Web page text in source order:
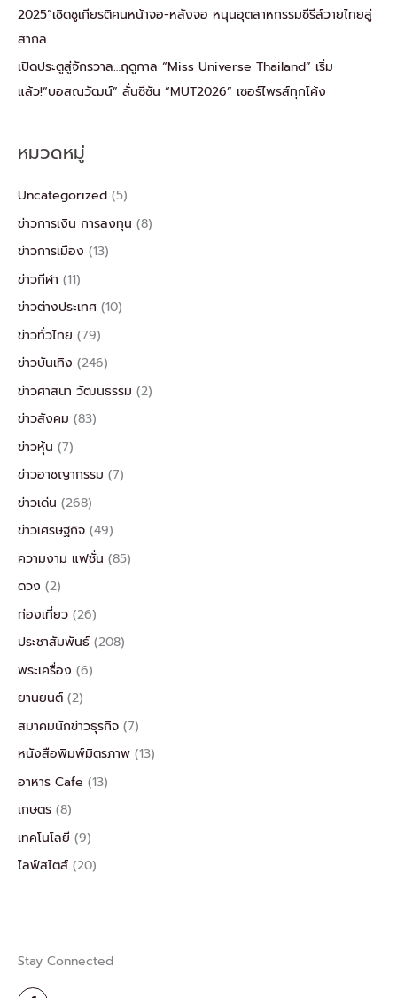
2025”เชิดชูเกียรติคนหน้าจอ-หลังจอ หนุนอุตสาหกรรมซีรีส์วายไทยสู่
สากล
เปิดประตูสู่จักรวาล…ฤดูกาล “Miss Universe Thailand” เริ่ม
แล้ว!“บอสณวัฒน์” ลั่นซีซัน “MUT2026” เซอร์ไพรส์ทุกโค้ง
หมวดหมู่
Uncategorized (5)
ข่าวการเงิน การลงทุน (8)
ข่าวการเมือง (13)
ข่าวกีฬา (11)
ข่าวต่างประเทศ (10)
ข่าวทั่วไทย (79)
ข่าวบันเทิง (246)
ข่าวศาสนา วัฒนธรรม (2)
ข่าวสังคม (83)
ข่าวหุ้น (7)
ข่าวอาชญากรรม (7)
ข่าวเด่น (268)
ข่าวเศรษฐกิจ (49)
ความงาม แฟชั่น (85)
ดวง (2)
ท่องเที่ยว (26)
ประชาสัมพันธ์ (208)
พระเครื่อง (6)
ยานยนต์ (2)
สมาคมนักข่าวธุรกิจ (7)
หนังสือพิมพ์มิตรภาพ (13)
อาหาร Cafe (13)
เกษตร (8)
เทคโนโลยี (9)
ไลฟ์สไตส์ (20)
Stay Connected
F